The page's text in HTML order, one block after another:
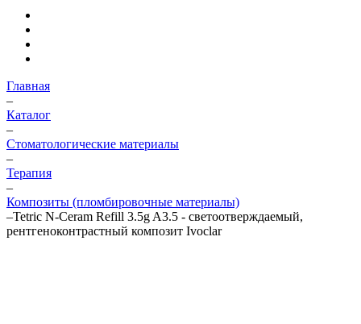
Главная
–
Каталог
–
Стоматологические материалы
–
Терапия
–
Композиты (пломбировочные материалы)
–Tetric N-Ceram Refill 3.5g A3.5 - светоотверждаемый,
рентгеноконтрастный композит Ivoclar